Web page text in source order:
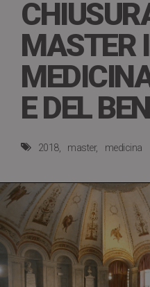
MASTER
E DEL
2018 master medicina